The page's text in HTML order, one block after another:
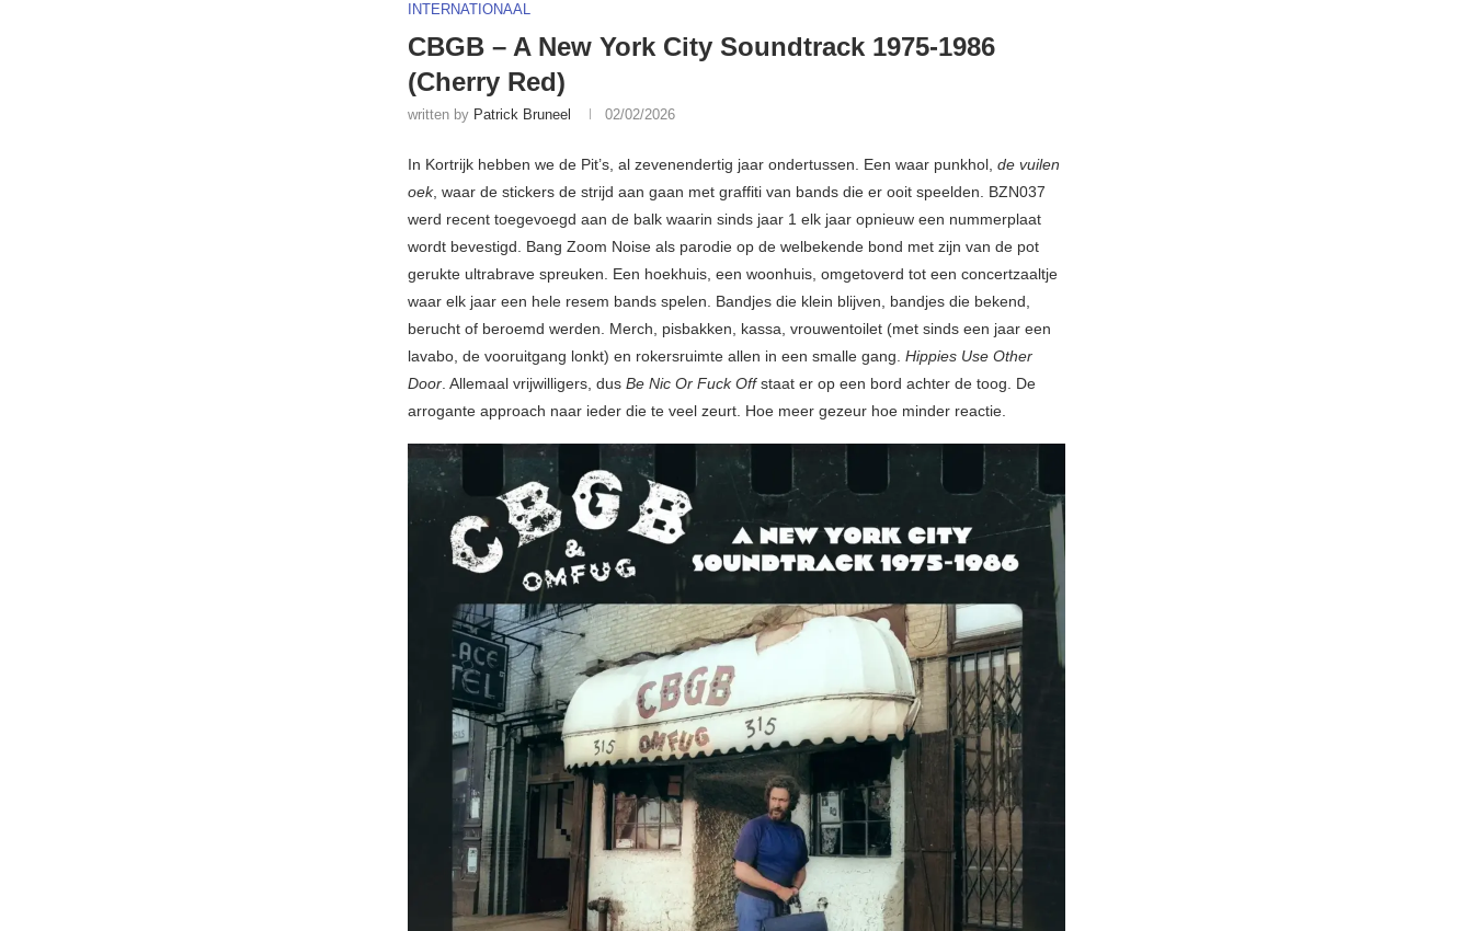
INTERNATIONAAL
CBGB – A New York City Soundtrack 1975-1986
(Cherry Red)
written by Patrick Bruneel 02/02/2026
In Kortrijk hebben we de Pit’s, al zevenendertig jaar ondertussen. Een waar punkhol, de vuilen
oek, waar de stickers de strijd aan gaan met graffiti van bands die er ooit speelden. BZN037
werd recent toegevoegd aan de balk waarin sinds jaar 1 elk jaar opnieuw een nummerplaat
wordt bevestigd. Bang Zoom Noise als parodie op de welbekende bond met zijn van de pot
gerukte ultrabrave spreuken. Een hoekhuis, een woonhuis, omgetoverd tot een concertzaaltje
waar elk jaar een hele resem bands spelen. Bandjes die klein blijven, bandjes die bekend,
berucht of beroemd werden. Merch, pisbakken, kassa, vrouwentoilet (met sinds een jaar een
lavabo, de vooruitgang lonkt) en rokersruimte allen in een smalle gang. Hippies Use Other
Door. Allemaal vrijwilligers, dus Be Nic Or Fuck Offstaat er op een bord achter de toog. De
arrogante approach naar ieder die te veel zeurt. Hoe meer gezeur hoe minder reactie.